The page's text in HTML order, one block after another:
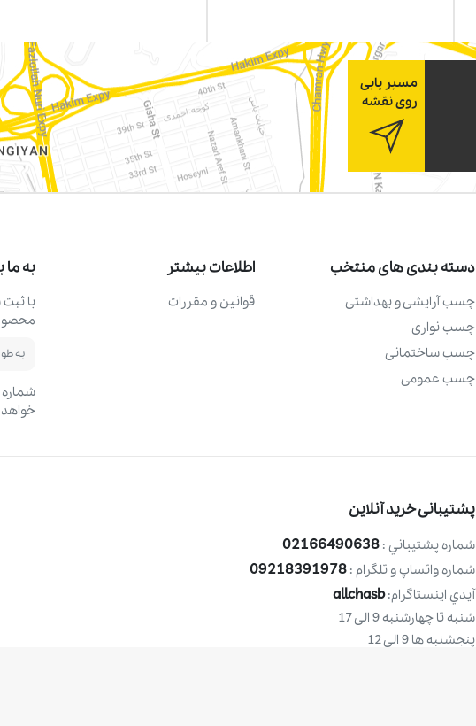
مسیر یابی
روی نقشه
دسته بندی های منتخب
چسب آرايشی و بهداشتی
چسب نواری
چسب ساختمانی
چسب عمومی
اطلاعات بیشتر
قوانین و مقررات
به ما
با
پشتیبانی خرید آنلاین
شماره پشتيباني :02166490638
شماره واتساپ و تلگرام :09218391978
آيدي اينستاگرام:allchasb
شنبه تا چهارشنبه 9 الی 17
پنجشنبه ها 9 الی 12